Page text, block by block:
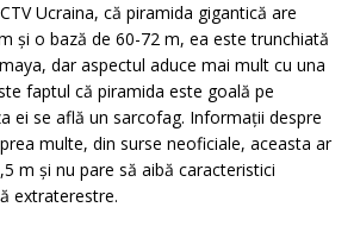
Ucraina, că piramida gigantică are
și o bază de 60-72 m, ea este trunchiată
dar aspectul aduce mai mult cu una
faptul că piramida este goală pe
ei se află un sarcofag. Informații despre
multe, din surse neoficiale, aceasta ar
m și nu pare să aibă caracteristici
extraterestre.